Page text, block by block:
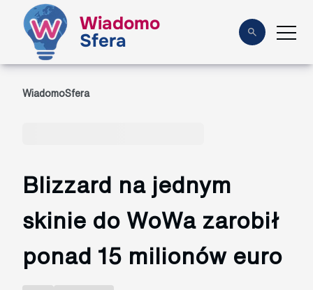
Wiadomo
Sfera
WiadomoSfera
Blizzard na jednym
skinie do WoWa zarobił
ponad 15 milionów euro